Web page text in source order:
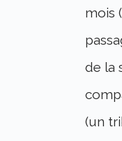
mois
de la
(un